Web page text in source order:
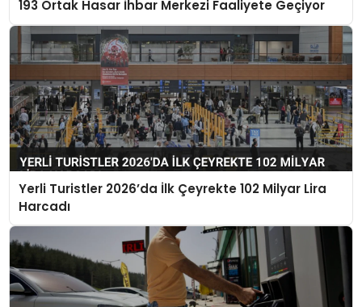
193 Ortak Hasar İhbar Merkezi Faaliyete Geçiyor
Yerli Turistler 2026’da İlk Çeyrekte 102 Milyar Lira
Harcadı